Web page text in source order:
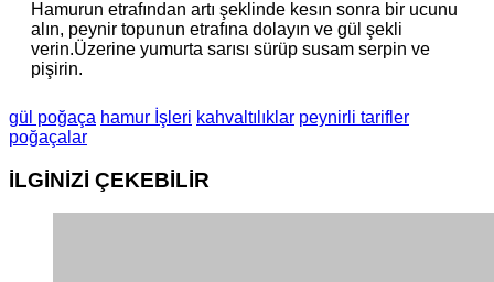
Hamurun etrafından artı şeklinde kesın sonra bir ucunu
alın, peynir topunun etrafına dolayın ve gül şekli
verin.Üzerine yumurta sarısı sürüp susam serpin ve
pişirin.
gül poğaça hamur İşleri kahvaltılıklar peynirli tarifler
poğaçalar
İLGİNİZİ ÇEKEBİLİR